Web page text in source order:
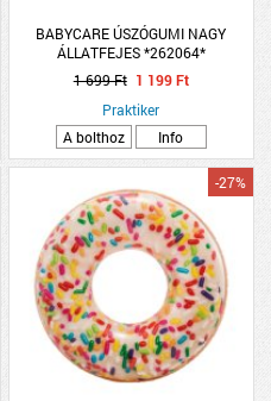
BABYCARE ÚSZÓGUMI NAGY
ÁLLATFEJES *262064*
1 699 Ft 1 199 Ft
Praktiker
A bolthoz
Info
-27%